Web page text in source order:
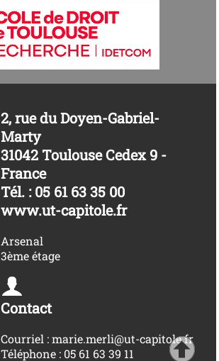
2, rue du Doyen-Gabriel-
Marty
31042 Toulouse Cedex 9 -
France
Tél. : 05 61 63 35 00
www.ut-capitole.fr
Arsenal
3ème étage
Contact
Courriel : marie.merli@ut-capitole.fr
Téléphone : 05 61 63 39 11